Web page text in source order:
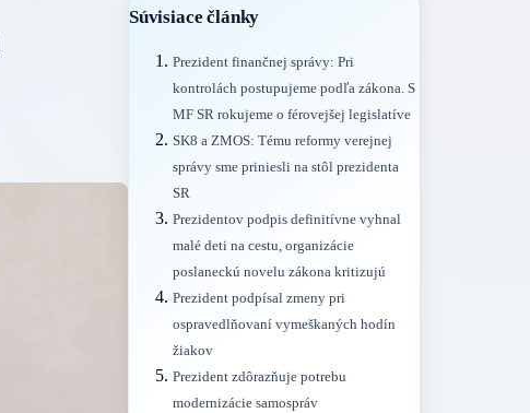
Súvisiace články
Prezident finančnej správy: Pri
kontrolách postupujeme podľa zákona. S
MF SR rokujeme o férovejšej legislatíve
SK8 a ZMOS: Tému reformy verejnej
správy sme priniesli na stôl prezidenta
SR
Prezidentov podpis definitívne vyhnal
malé deti na cestu, organizácie
poslaneckú novelu zákona kritizujú
Prezident podpísal zmeny pri
ospravedlňovaní vymeškaných hodín
žiakov
Prezident zdôrazňuje potrebu
modernizácie samospráv